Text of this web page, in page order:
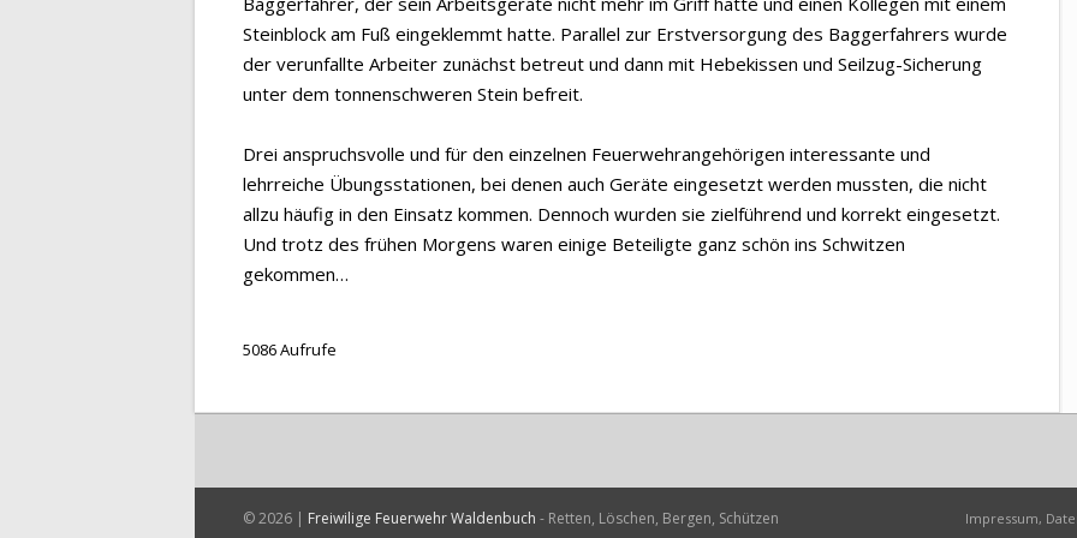
Steinblock am Fuß eingeklemmt hatte. Parallel zur Erstversorgung des Baggerfahrers wurde
der verunfallte Arbeiter zunächst betreut und dann mit Hebekissen und Seilzug-Sicherung
unter dem tonnenschweren Stein befreit.
Drei anspruchsvolle und für den einzelnen Feuerwehrangehörigen interessante und
lehrreiche Übungsstationen, bei denen auch Geräte eingesetzt werden mussten, die nicht
allzu häufig in den Einsatz kommen. Dennoch wurden sie zielführend und korrekt eingesetzt.
Und trotz des frühen Morgens waren einige Beteiligte ganz schön ins Schwitzen
gekommen…
5086 Aufrufe
© 2026 | Freiwilige Feuerwehr Waldenbuch - Retten, Löschen, Bergen, Schützen Impressum,